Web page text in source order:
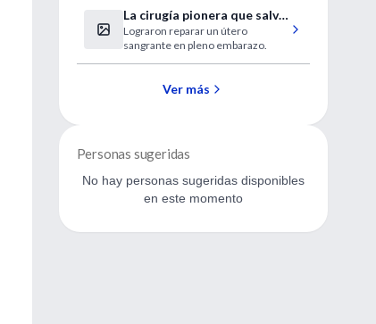
La cirugía pionera que salvó
una vida
Lograron reparar un útero
sangrante en pleno embarazo.
Ver más
Personas sugeridas
No hay personas sugeridas disponibles
en este momento